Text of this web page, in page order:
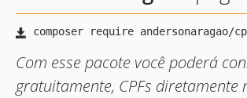
Com esse pacote você poderá
gratuitamente, CPFs diretamente